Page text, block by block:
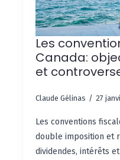
Les
Canada:
et
Claude Gélinas 27
Les conventions
double imposition et
dividendes, intérêts